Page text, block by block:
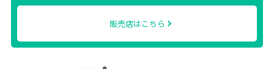
販売店はこちら